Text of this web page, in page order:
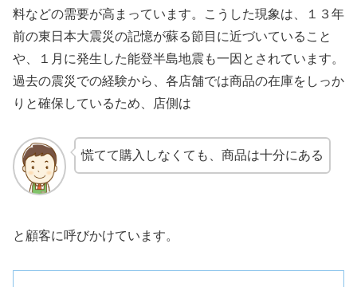
料などの需要が高まっています。こうした現象は、１３年
前の東日本大震災の記憶が蘇る節目に近づいていること
や、１月に発生した能登半島地震も一因とされています。
過去の震災での経験から、各店舗では商品の在庫をしっか
りと確保しているため、店側は
慌てて購入しなくても、商品は十分にある
と顧客に呼びかけています。